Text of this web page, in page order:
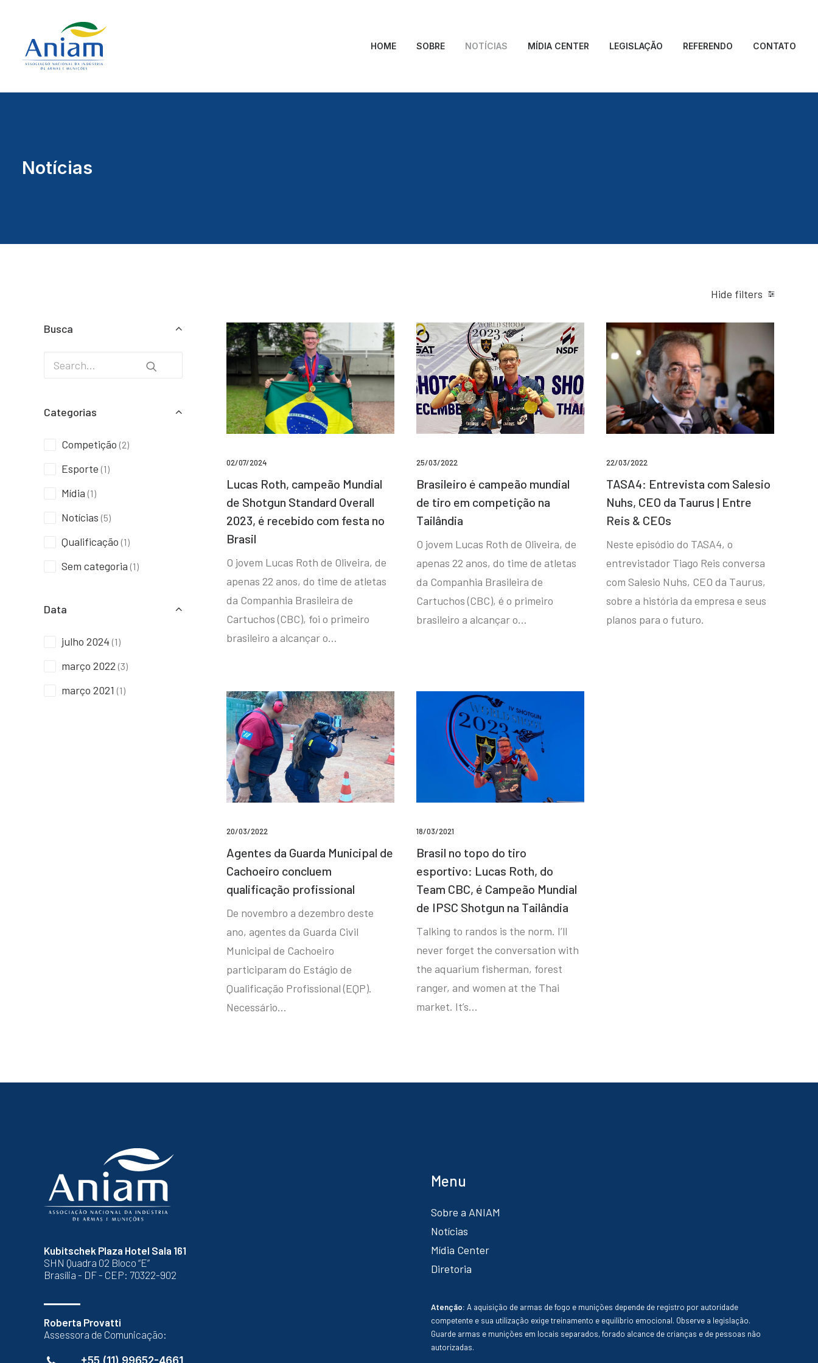
HOME SOBRE NOTÍCIAS MÍDIA CENTER LEGISLAÇÃO REFERENDO CONTATO
Notícias
Hide filters
Busca
Categorias
Competição (2)
Esporte (1)
Mídia (1)
Notícias (5)
Qualificação (1)
Sem categoria (1)
Data
julho 2024 (1)
março 2022 (3)
março 2021 (1)
02/07/2024
Lucas Roth, campeão Mundial
de Shotgun Standard Overall
2023, é recebido com festa no
Brasil
O jovem Lucas Roth de Oliveira, de
apenas 22 anos, do time de atletas
da Companhia Brasileira de
Cartuchos (CBC), foi o primeiro
brasileiro a alcançar o…
25/03/2022
Brasileiro é campeão mundial
de tiro em competição na
Tailândia
O jovem Lucas Roth de Oliveira, de
apenas 22 anos, do time de atletas
da Companhia Brasileira de
Cartuchos (CBC), é o primeiro
brasileiro a alcançar o…
22/03/2022
TASA4: Entrevista com Salesio
Nuhs, CEO da Taurus | Entre
Reis & CEOs
Neste episódio do TASA4, o
entrevistador Tiago Reis conversa
com Salesio Nuhs, CEO da Taurus,
sobre a história da empresa e seus
planos para o futuro.
20/03/2022
Agentes da Guarda Municipal de
Cachoeiro concluem
qualificação profissional
De novembro a dezembro deste
ano, agentes da Guarda Civil
Municipal de Cachoeiro
participaram do Estágio de
Qualificação Profissional (EQP).
Necessário…
18/03/2021
Brasil no topo do tiro
esportivo: Lucas Roth, do
Team CBC, é Campeão Mundial
de IPSC Shotgun na Tailândia
Talking to randos is the norm. I’ll
never forget the conversation with
the aquarium fisherman, forest
ranger, and women at the Thai
market. It’s…
Kubitschek Plaza Hotel Sala 161
SHN Quadra 02 Bloco “E”
Brasília - DF - CEP: 70322-902
Roberta Provatti
Assessora de Comunicação:
+55 (11) 99652-4661
Menu
Sobre a ANIAM
Notícias
Mídia Center
Diretoria
Atenção: A aquisição de armas de fogo e munições depende de registro por autoridade
competente e sua utilização exige treinamento e equilíbrio emocional. Observe a legislação.
Guarde armas e munições em locais separados, forado alcance de crianças e de pessoas não
autorizadas.